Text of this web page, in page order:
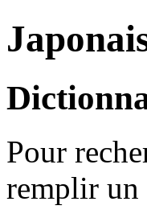
Pour
remplir un